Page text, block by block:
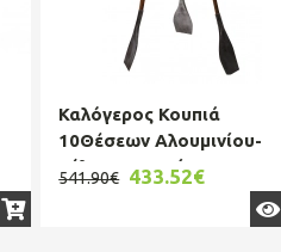
Καλόγερος Κουπιά
10Θέσεων Αλουμινίου-
Ξύλινος Ασημί ESPIEL
541.90€ 433.52€